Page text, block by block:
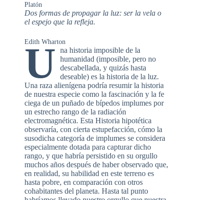
Platón
Dos formas de propagar la luz: ser la vela o
el espejo que la refleja.
Edith Wharton
U
na historia imposible de la
humanidad (imposible, pero no
descabellada, y quizás hasta
deseable) es la historia de la luz.
Una raza alienígena podría resumir la historia
de nuestra especie como la fascinación y la fe
ciega de un puñado de bípedos implumes por
un estrecho rango de la radiación
electromagnética. Esta Historia hipotética
observaría, con cierta estupefacción, cómo la
susodicha categoría de implumes se considera
especialmente dotada para capturar dicho
rango, y que habría persistido en su orgullo
muchos años después de haber observado que,
en realidad, su habilidad en este terreno es
hasta pobre, en comparación con otros
cohabitantes del planeta. Hasta tal punto